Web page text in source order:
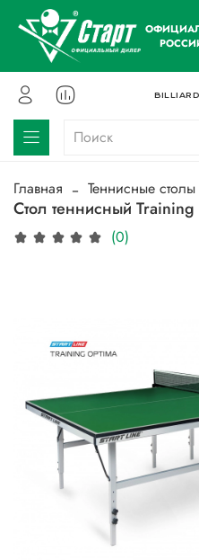
Главная Теннисные столы
Стол теннисный
(0)